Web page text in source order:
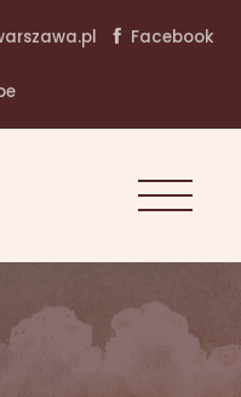
Facebook